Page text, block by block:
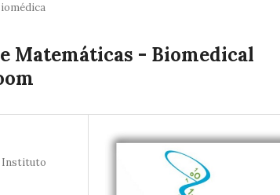
Matemáticas - Biomedical
Instituto